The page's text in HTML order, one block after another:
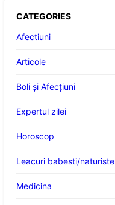
CATEGORIES
Afectiuni
Articole
Boli și Afecțiuni
Expertul zilei
Horoscop
Leacuri babesti/naturiste
Medicina